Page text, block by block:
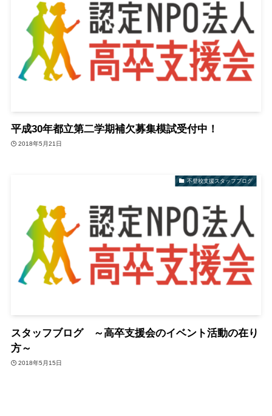
平成30年都立第二学期補欠募集模試受付中！
2018年5月21日
不登校支援スタッフブログ
スタッフブログ ～高卒支援会のイベント活動の在り
方～
2018年5月15日